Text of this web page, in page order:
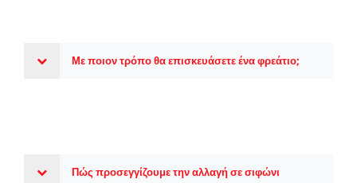
Με ποιον τρόπο θα επισκευάσετε ένα φρεάτιο;
Πώς προσεγγίζουμε την αλλαγή σε σιφώνι